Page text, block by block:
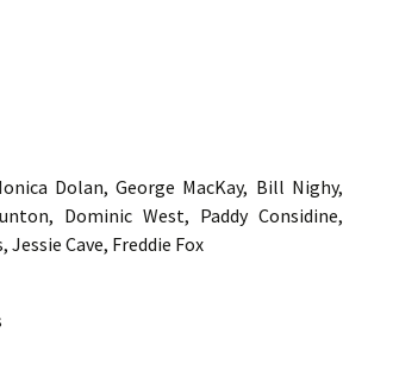
Dolan, George MacKay, Bill Nighy,
Dominic West, Paddy Considine,
Cave, Freddie Fox